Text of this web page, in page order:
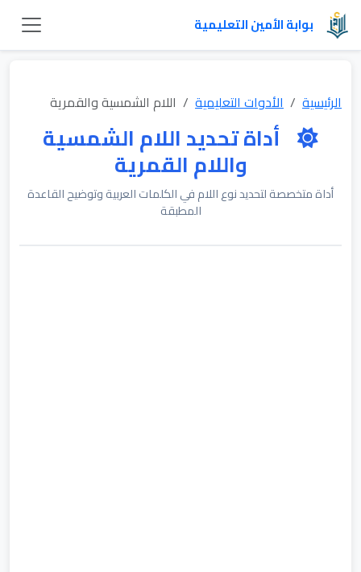
بوابة الأمين التعليمية
الرئيسية الأدوات التعليمية اللام الشمسية والقمرية
أداة تحديد اللام الشمسية
واللام القمرية
أداة متخصصة لتحديد نوع اللام في الكلمات العربية وتوضيح القاعدة
المطبقة